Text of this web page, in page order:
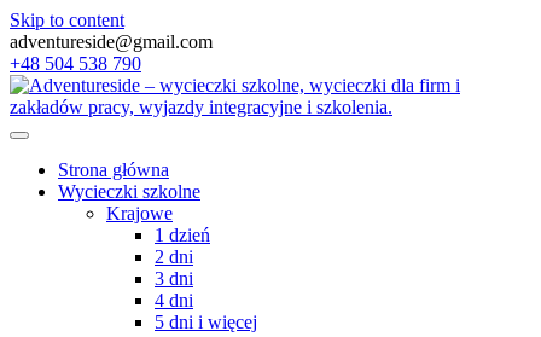
Skip to content
adventureside@gmail.com
+48 504 538 790
Strona główna
Wycieczki szkolne
Krajowe
1 dzień
2 dni
3 dni
4 dni
5 dni i więcej